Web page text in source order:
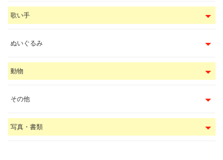
歌い手
ぬいぐるみ
動物
その他
写真・書類